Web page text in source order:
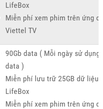
LifeBox
Miễn phí xem phim trên ứng
Viettel TV
90Gb data ( Mỗi ngày sử dụng
data )
Miễn phí lưu trữ 25GB dữ liệu
LifeBox
Miễn phí xem phim trên ứng